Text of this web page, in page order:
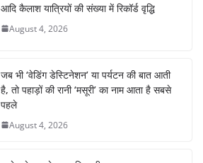
आदि कैलाश यात्रियों की संख्या में रिकॉर्ड वृद्धि
August 4, 2026
जब भी ‘वेडिंग डेस्टिनेशन’ या पर्यटन की बात आती
है, तो पहाड़ों की रानी ‘मसूरी’ का नाम आता है सबसे
पहले
August 4, 2026